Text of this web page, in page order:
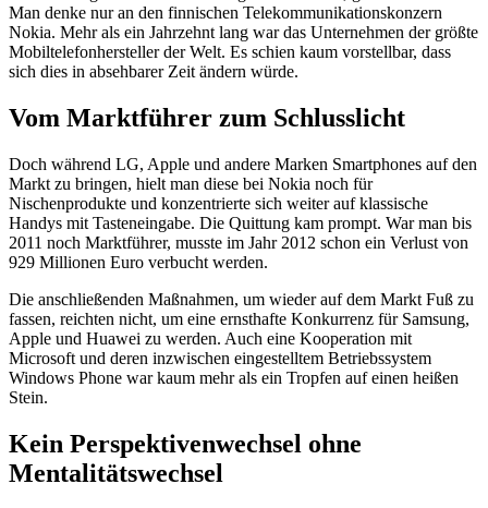
Man denke nur an den finnischen Telekommunikationskonzern
Nokia. Mehr als ein Jahrzehnt lang war das Unternehmen der größte
Mobiltelefonhersteller der Welt. Es schien kaum vorstellbar, dass
sich dies in absehbarer Zeit ändern würde.
Vom Marktführer zum Schlusslicht
Doch während LG, Apple und andere Marken Smartphones auf den
Markt zu bringen, hielt man diese bei Nokia noch für
Nischenprodukte und konzentrierte sich weiter auf klassische
Handys mit Tasteneingabe. Die Quittung kam prompt. War man bis
2011 noch Marktführer, musste im Jahr 2012 schon ein Verlust von
929 Millionen Euro verbucht werden.
Die anschließenden Maßnahmen, um wieder auf dem Markt Fuß zu
fassen, reichten nicht, um eine ernsthafte Konkurrenz für Samsung,
Apple und Huawei zu werden. Auch eine Kooperation mit
Microsoft und deren inzwischen eingestelltem Betriebssystem
Windows Phone war kaum mehr als ein Tropfen auf einen heißen
Stein.
Kein Perspektivenwechsel ohne
Mentalitätswechsel